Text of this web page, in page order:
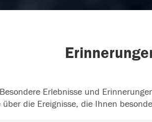
Besondere Erlebnisse und
über die Ereignisse, die Ihnen